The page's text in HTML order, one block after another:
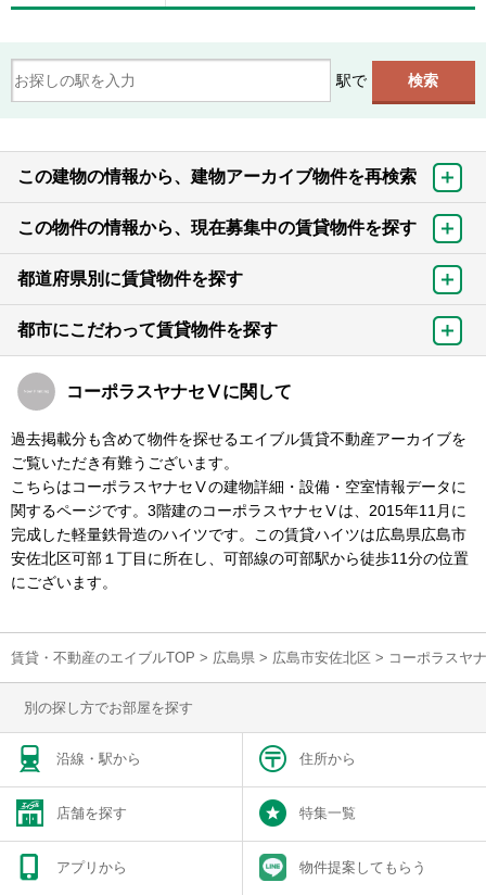
駅で
この建物の情報から、建物アーカイブ物件を再検索
この物件の情報から、現在募集中の賃貸物件を探す
都道府県別に賃貸物件を探す
都市にこだわって賃貸物件を探す
コーポラスヤナセⅤに関して
過去掲載分も含めて物件を探せるエイブル賃貸不動産アーカイブを
ご覧いただき有難うございます。
こちらはコーポラスヤナセⅤの建物詳細・設備・空室情報データに
関するページです。3階建のコーポラスヤナセⅤは、2015年11月に
完成した軽量鉄骨造のハイツです。この賃貸ハイツは広島県広島市
安佐北区可部１丁目に所在し、可部線の可部駅から徒歩11分の位置
にございます。
賃貸・不動産のエイブルTOP > 広島県 > 広島市安佐北区 > コーポラスヤ
別の探し方でお部屋を探す
沿線・駅から 住所から
店舗を探す 特集一覧
アプリから 物件提案してもらう